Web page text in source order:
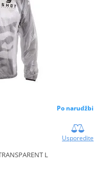
Po narudžbi
Usporedite
L